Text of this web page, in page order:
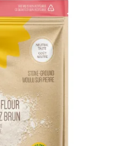
/ DETAILS